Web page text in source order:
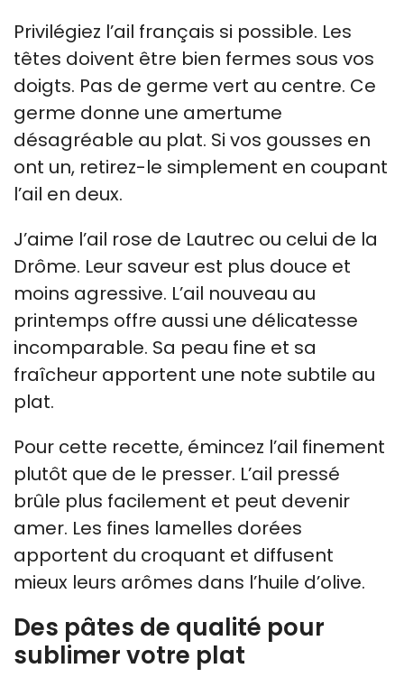
Privilégiez l’ail français si possible. Les
têtes doivent être bien fermes sous vos
doigts. Pas de germe vert au centre. Ce
germe donne une amertume
désagréable au plat. Si vos gousses en
ont un, retirez-le simplement en coupant
l’ail en deux.
J’aime l’ail rose de Lautrec ou celui de la
Drôme. Leur saveur est plus douce et
moins agressive. L’ail nouveau au
printemps offre aussi une délicatesse
incomparable. Sa peau fine et sa
fraîcheur apportent une note subtile au
plat.
Pour cette recette, émincez l’ail finement
plutôt que de le presser. L’ail pressé
brûle plus facilement et peut devenir
amer. Les fines lamelles dorées
apportent du croquant et diffusent
mieux leurs arômes dans l’huile d’olive.
Des pâtes de qualité pour
sublimer votre plat